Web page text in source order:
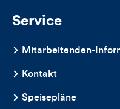
Service
Mitarbeitenden-
Kontakt
Speisepläne